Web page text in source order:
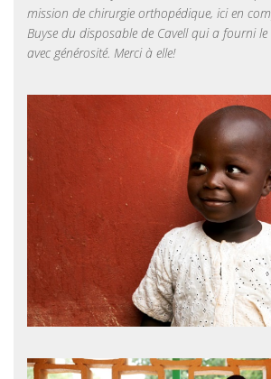
mission de chirurgie orthopédique, ici en
Buyse du disposable de Cavell qui a fourni le
avec générosité. Merci à elle!